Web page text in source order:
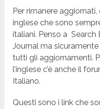
Per rimanere
inglese che sono
italiani. Penso a Search
Journal ma
tutti gli aggiornamenti.
l’inglese c’è anche il
Italiano.
Questi sono i link che